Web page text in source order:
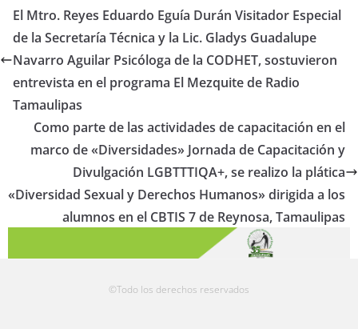
El Mtro. Reyes Eduardo Eguía Durán Visitador Especial
de la Secretaría Técnica y la Lic. Gladys Guadalupe
Navarro Aguilar Psicóloga de la CODHET, sostuvieron
entrevista en el programa El Mezquite de Radio
Tamaulipas
Como parte de las actividades de capacitación en el
marco de «Diversidades» Jornada de Capacitación y
Divulgación LGBTTTIQA+, se realizo la plática
«Diversidad Sexual y Derechos Humanos» dirigida a los
alumnos en el CBTIS 7 de Reynosa, Tamaulipas
©Todo los derechos reservados